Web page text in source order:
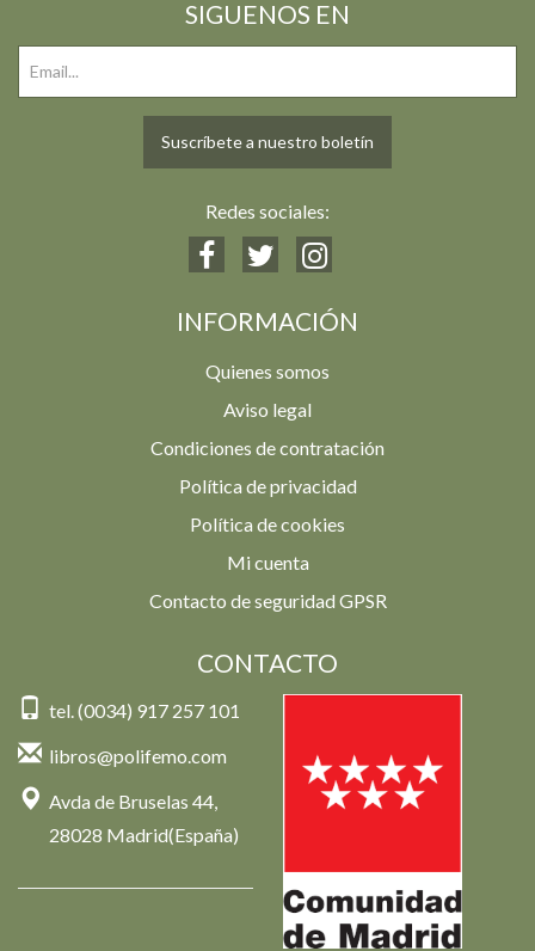
SIGUENOS EN
Suscríbete a nuestro boletín
Redes sociales:
INFORMACIÓN
Quienes somos
Aviso legal
Condiciones de contratación
Política de privacidad
Política de cookies
Mi cuenta
Contacto de seguridad GPSR
CONTACTO
tel. (0034) 917 257 101
libros@polifemo.com
Avda de Bruselas 44,
28028 Madrid(España)